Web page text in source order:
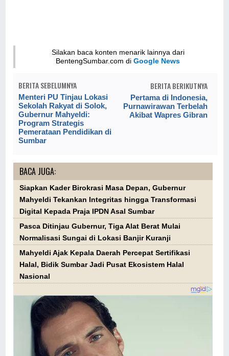
Silakan baca konten menarik lainnya dari
BentengSumbar.com diGoogle News
BERITA SEBELUMNYA
Menteri PU Tinjau Lokasi
Sekolah Rakyat di Solok,
Gubernur Mahyeldi:
Program Strategis
Pemerataan Pendidikan di
Sumbar
BERITA BERIKUTNYA
Pertama di Indonesia,
Purnawirawan Terbelah
Akibat Wapres Gibran
BACA JUGA:
Siapkan Kader Birokrasi Masa Depan, Gubernur
Mahyeldi Tekankan Integritas hingga Transformasi
Digital Kepada Praja IPDN Asal Sumbar
Pasca Ditinjau Gubernur, Tiga Alat Berat Mulai
Normalisasi Sungai di Lokasi Banjir Kuranji
Mahyeldi Ajak Kepala Daerah Percepat Sertifikasi
Halal, Bidik Sumbar Jadi Pusat Ekosistem Halal
Nasional